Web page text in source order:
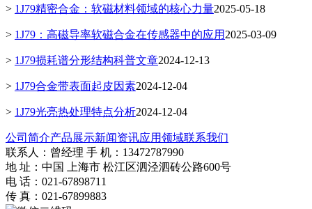
> 1J79精密合金：软磁材料领域的核心力量2025-05-18
> 1J79：高磁导率软磁合金在传感器中的应用 2025-03-09
> 1J79损耗谱分形结构科普文章2024-12-13
> 1J79合金带表面起皮因素2024-12-04
> 1J79光亮热处理特点分析2024-12-04
公司简介产品展示新闻资讯应用领域联系我们
联系人：曾经理 手 机：13472787990
地 址：中国 上海市 松江区泗泾泗砖公路600号
电 话：021-67898711
传 真：021-67899883